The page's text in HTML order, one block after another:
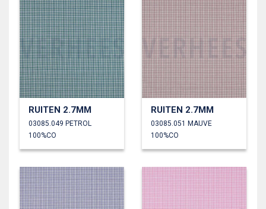
RUITEN 2.7MM
03085.049 PETROL
100%CO
RUITEN 2.7MM
03085.051 MAUVE
100%CO